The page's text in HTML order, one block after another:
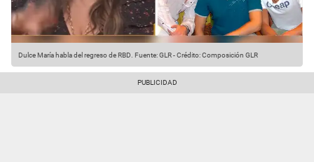
Dulce María habla del regreso de RBD. Fuente: GLR-Crédito: Composición GLR